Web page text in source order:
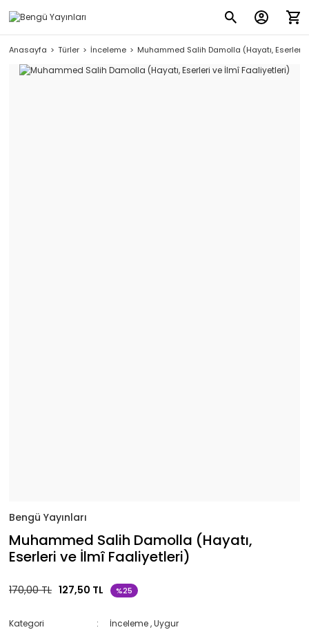
Anasayfa Türler İnceleme Muhammed Salih Damolla (Hayatı, Eserleri
Bengü Yayınları
Muhammed Salih Damolla (Hayatı,
Eserleri ve İlmî Faaliyetleri)
170,00 TL 127,50 TL %25
Kategori İnceleme ,Uygur